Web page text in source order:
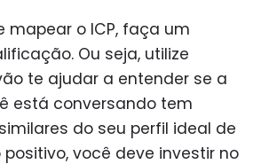
mapear o ICP, faça um
Ou seja, utilize
te ajudar a entender se a
está conversando tem
do seu perfil ideal de
positivo, você deve investir no